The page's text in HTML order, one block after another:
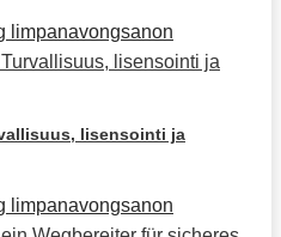
limpanavongsanon
lisensointi ja
limpanavongsanon